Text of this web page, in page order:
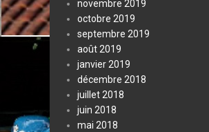
novembre 2019
octobre 2019
septembre 2019
août 2019
janvier 2019
décembre 2018
juillet 2018
juin 2018
mai 2018